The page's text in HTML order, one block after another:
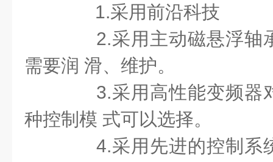
1.采用前沿科技
2.采用主动磁悬浮轴
需要润 滑、维护。
3.采用高性能变频器
种控制模 式可以选择。
4.采用先进的控制系